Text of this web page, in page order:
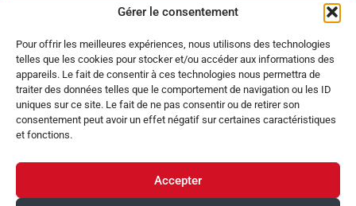
Gérer le consentement
Pour offrir les meilleures expériences, nous utilisons des technologies
telles que les cookies pour stocker et/ou accéder aux informations des
appareils. Le fait de consentir à ces technologies nous permettra de
traiter des données telles que le comportement de navigation ou les ID
uniques sur ce site. Le fait de ne pas consentir ou de retirer son
consentement peut avoir un effet négatif sur certaines caractéristiques
et fonctions.
Accepter
DERNIERS ARTICLES
Événements,Produits
ses pompes à chaleur Poolex MegaLine Fi